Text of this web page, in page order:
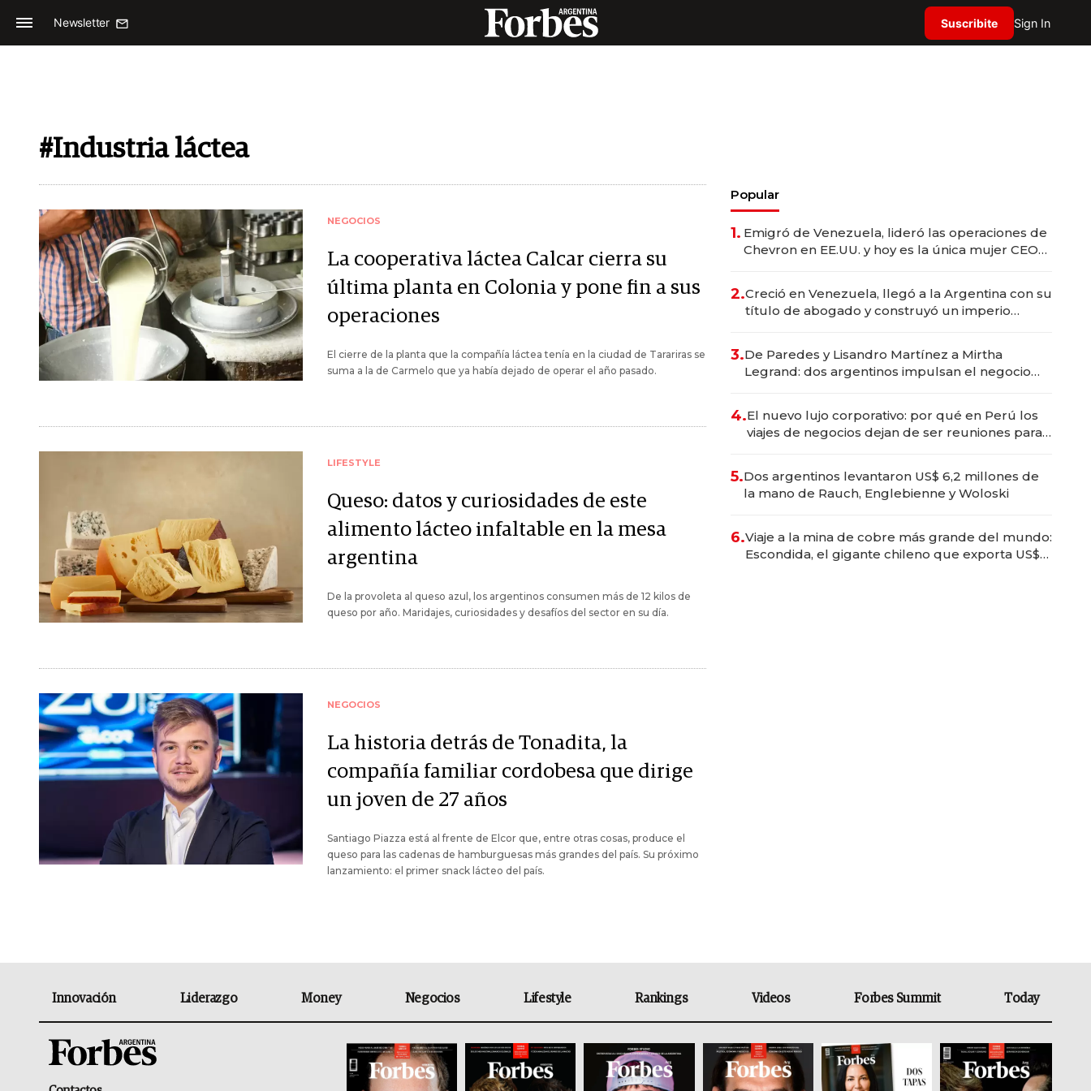
Newsletter Suscribite Sign In
#Industria láctea
NEGOCIOS
La cooperativa láctea Calcar cierra su
última planta en Colonia y pone fin a sus
operaciones
El cierre de la planta que la compañía láctea tenía en la ciudad de Tarariras se
suma a la de Carmelo que ya había dejado de operar el año pasado.
LIFESTYLE
Queso: datos y curiosidades de este
alimento lácteo infaltable en la mesa
argentina
De la provoleta al queso azul, los argentinos consumen más de 12 kilos de
queso por año. Maridajes, curiosidades y desafíos del sector en su día.
NEGOCIOS
La historia detrás de Tonadita, la
compañía familiar cordobesa que dirige
un joven de 27 años
Santiago Piazza está al frente de Elcor que, entre otras cosas, produce el
queso para las cadenas de hamburguesas más grandes del país. Su próximo
lanzamiento: el primer snack lácteo del país.
Popular
1. Emigró de Venezuela, lideró las operaciones de
Chevron en EE.UU. y hoy es la única mujer CEO
2.Creció en Venezuela, llegó a la Argentina con su
título de abogado y construyó un imperio
3.De Paredes y Lisandro Martínez a Mirtha
Legrand: dos argentinos impulsan el negocio
4.El nuevo lujo corporativo: por qué en Perú los
viajes de negocios dejan de ser reuniones para
5.Dos argentinos levantaron US$ 6,2 millones de
la mano de Rauch, Englebienne y Woloski
6.Viaje a la mina de cobre más grande del mundo:
Escondida, el gigante chileno que exporta US$
Innovación Liderazgo Money Negocios Lifestyle Rankings Videos Forbes Summit Today